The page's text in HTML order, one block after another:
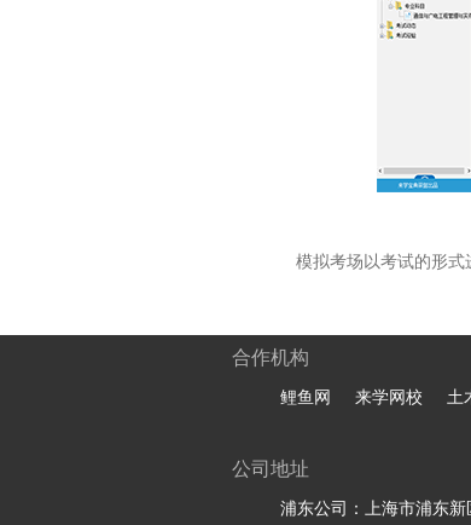
模拟考场以考试的形式
合作机构
鲤鱼网 来学网校 土
公司地址
浦东公司：上海市浦东新